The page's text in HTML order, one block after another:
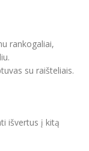
rankogaliai,
su raišteliais.
išvertus į kitą